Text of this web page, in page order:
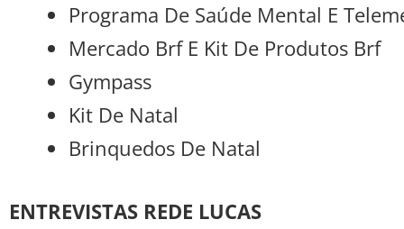
Programa De Saúde Mental E
Mercado Brf E Kit De Produtos Brf
Gympass
Kit De Natal
Brinquedos De Natal
ENTREVISTAS REDE LUCAS